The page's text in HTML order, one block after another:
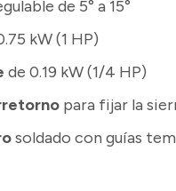
de 5° a 15°
kW (1 HP)
de 0.19 kW (1/4 HP)
para fijar la
soldado con guías